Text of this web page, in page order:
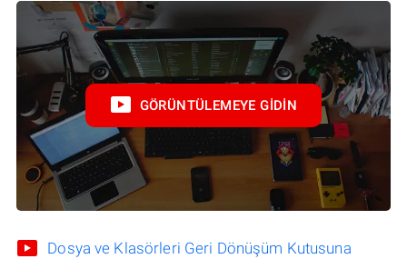
GÖRÜNTÜLEMEYE GIDIN
Dosya ve Klasörleri Geri Dönüşüm Kutusuna